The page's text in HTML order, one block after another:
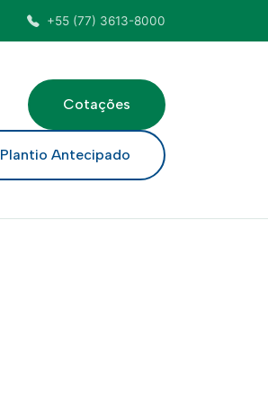
+55 (77) 3613-8000
Cotações
Plantio Antecipado